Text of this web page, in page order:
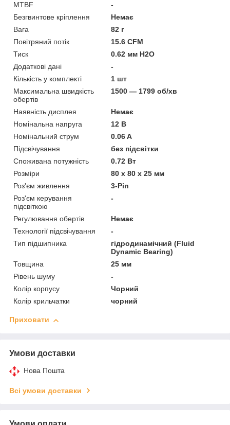
MTBF
-
Безгвинтове кріплення
Немає
Вага
82 г
Повітряний потік
15.6 CFM
Тиск
0.62 мм H2O
Додаткові дані
-
Кількість у комплекті
1 шт
Максимальна швидкість
обертів
1500 — 1799 об/хв
Наявність дисплея
Немає
Номінальна напруга
12 В
Номінальний струм
0.06 A
Підсвічування
без підсвітки
Споживана потужність
0.72 Вт
Розміри
80 х 80 х 25 мм
Роз'єм живлення
3-Pin
Роз'єм керування
підсвіткою
-
Регулювання обертів
Немає
Технології підсвічування
-
Тип підшипника
гідродинамічний (Fluid
Dynamic Bearing)
Товщина
25 мм
Рівень шуму
-
Колір корпусу
Чорний
Колір крильчатки
чорний
Приховати
Умови доставки
Нова Пошта
Всі умови доставки